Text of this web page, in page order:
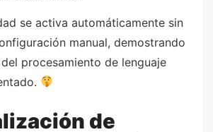
se activa automáticamente sin
manual, demostrando
procesamiento de lenguaje
de